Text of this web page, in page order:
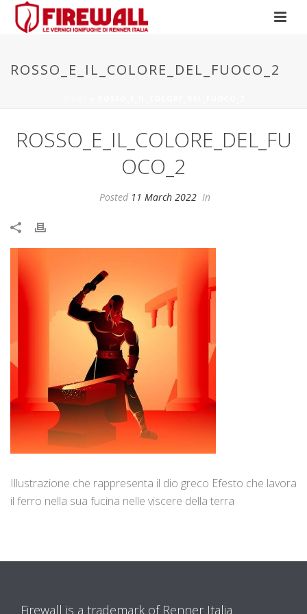
ROSSO_E_IL_COLORE_DEL_FUOCO_2
ROSSO_E_IL_COLORE_DEL_FU
OCO_2
Posted 11 March 2022 In
Illustrazione che rappresenta il dio greco Efesto che lavora
il ferro nella sua fucina nelle viscere della terra
Firewall is a trademark of Renner Italia